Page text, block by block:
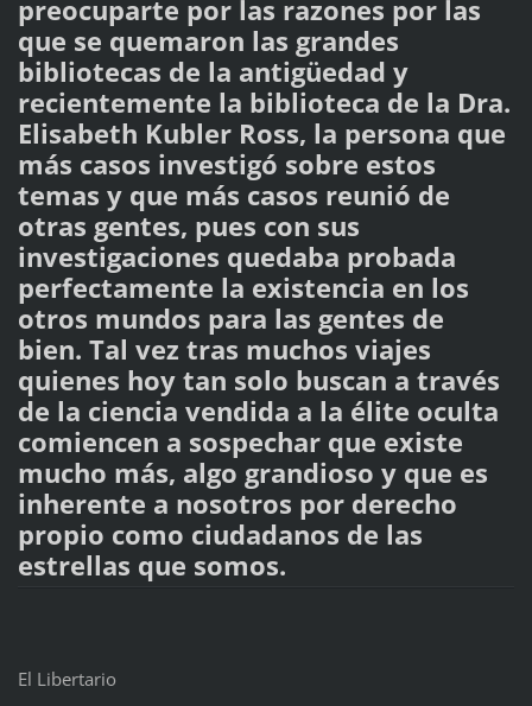
preocuparte por las razones por las
que se quemaron las grandes
bibliotecas de la antigüedad y
recientemente la biblioteca de la Dra.
Elisabeth Kubler Ross, la persona que
más casos investigó sobre estos
temas y que más casos reunió de
otras gentes, pues con sus
investigaciones quedaba probada
perfectamente la existencia en los
otros mundos para las gentes de
bien. Tal vez tras muchos viajes
quienes hoy tan solo buscan a través
de la ciencia vendida a la élite oculta
comiencen a sospechar que existe
mucho más, algo grandioso y que es
inherente a nosotros por derecho
propio como ciudadanos de las
estrellas que somos.
El Libertario